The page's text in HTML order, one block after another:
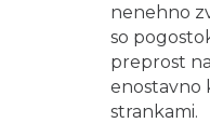
nenehno
so
preprost
enostavno
strankami.